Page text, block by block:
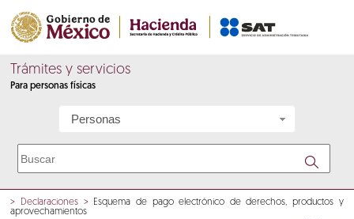
Trámites y servicios
Para personas físicas
Personas
> Declaraciones >Esquema de pago electrónico de derechos, productos y
aprovechamientos